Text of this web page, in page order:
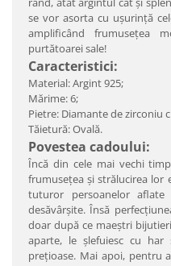
se vor asorta cu uşurinţă
amplificând frumuseţea
purtătoarei sale!
Caracteristici:
Material: Argint 925;
Mărime: 6;
Pietre: Diamante de zirconiu
Tăietură: Ovală.
Povestea cadoului:
Încă din cele mai vechi
frumuseţea şi strălucirea lor
tuturor persoanelor
desăvârşite. Însă
doar după ce maeştri
aparte, le şlefuiesc cu
preţioase. Mai apoi, pentru